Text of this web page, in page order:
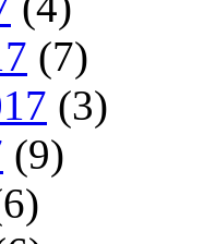
(7)
(3)
(9)